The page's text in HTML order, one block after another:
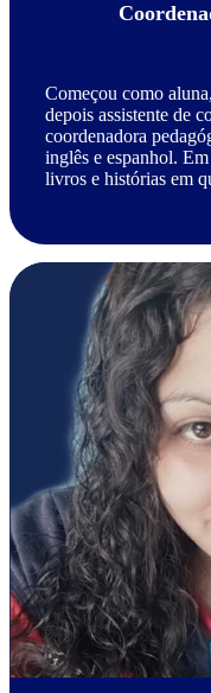
Começou como
depois assistente de
coordenadora
inglês e espanhol.
livros e histórias em